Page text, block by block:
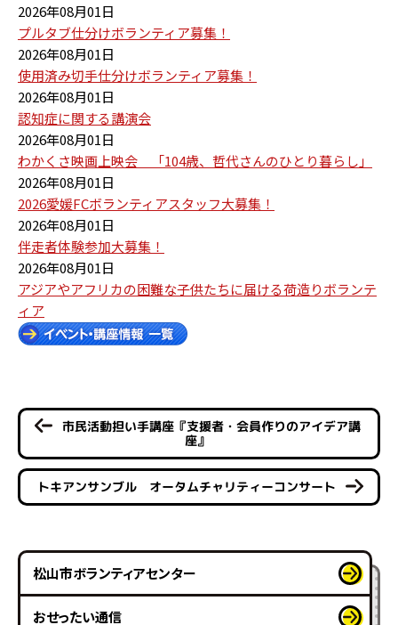
2026年08月01日
プルタブ仕分けボランティア募集！
2026年08月01日
使用済み切手仕分けボランティア募集！
2026年08月01日
認知症に関する講演会
2026年08月01日
わかくさ映画上映会 「104歳、哲代さんのひとり暮らし」
2026年08月01日
2026愛媛FCボランティアスタッフ大募集！
2026年08月01日
伴走者体験参加大募集！
2026年08月01日
アジアやアフリカの困難な子供たちに届ける荷造りボランテ
ィア
市民活動担い手講座『支援者・会員作りのアイデア講
座』
トキアンサンブル オータムチャリティーコンサート
松山市ボランティアセンター
おせったい通信